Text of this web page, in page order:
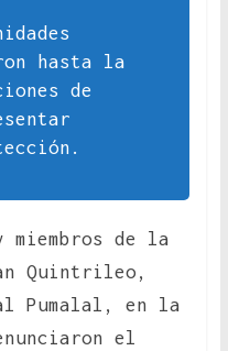
hasta la
de
miembros de la
Quintrileo,
Pumalal, en la
el